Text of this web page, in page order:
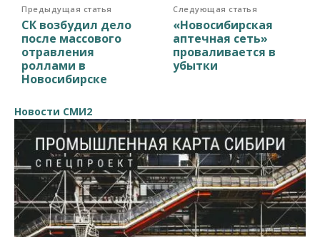
Предыдущая статья
СК возбудил дело
после массового
отравления
роллами в
Новосибирске
Следующая статья
«Новосибирская
аптечная сеть»
проваливается в
убытки
Новости СМИ2